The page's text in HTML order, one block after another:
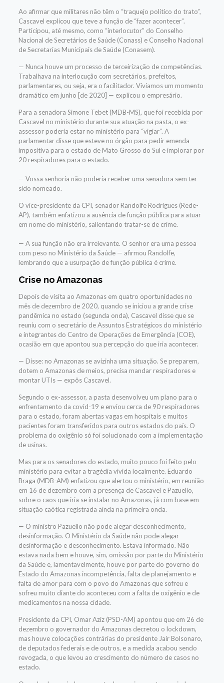
Ao afirmar que militares não têm o “traquejo político do trato”,
Cascavel explicou que teve a função de “fazer acontecer”.
Participou, até mesmo, como “interlocutor” do Conselho
Nacional de Secretários de Saúde (Conass) e Conselho Nacional
de Secretarias Municipais de Saúde (Conasem).
— Nunca houve um processo de terceirização de competências.
Trabalhava na interlocução com secretários, prefeitos,
parlamentares, ou seja, era o facilitador. Vivíamos um momento
dramático em junho [de 2020] — explicou o empresário.
Para a senadora Simone Tebet (MDB-MS), que foi recebida por
Cascavel no ministério durante sua atuação na pasta, o ex-
assessor poderia estar no ministério para “vigiar”. A
parlamentar disse que esteve no órgão para pedir emenda
impositiva para o estado de Mato Grosso do Sul e implorar por
20 respiradores para o estado.
— Vossa senhoria não poderia receber uma senadora sem ter
sido nomeado.
O vice-presidente da CPI, senador Randolfe Rodrigues (Rede-
AP), também enfatizou a ausência de função pública para atuar
em nome do ministério, salientando tratar-se de crime.
— A sua função não era irrelevante. O senhor era uma pessoa
com peso no Ministério da Saúde — afirmou Randolfe,
lembrando que a usurpação de função pública é crime.
Crise no Amazonas
Depois de visita ao Amazonas em quatro oportunidades no
mês de dezembro de 2020, quando se iniciou a grande crise
pandêmica no estado (segunda onda), Cascavel disse que se
reuniu com o secretário de Assuntos Estratégicos do ministério
e integrantes do Centro de Operações de Emergência (COE),
ocasião em que apontou sua percepção do que iria acontecer.
— Disse: no Amazonas se avizinha uma situação. Se preparem,
dotem o Amazonas de meios, precisa mandar respiradores e
montar UTIs — expôs Cascavel.
Segundo o ex-assessor, a pasta desenvolveu um plano para o
enfrentamento da covid-19 e enviou cerca de 90 respiradores
para o estado, foram abertas vagas em hospitais e muitos
pacientes foram transferidos para outros estados do país. O
problema do oxigênio só foi solucionado com a implementação
de usinas.
Mas para os senadores do estado, muito pouco foi feito pelo
ministério para evitar a tragédia vivida localmente. Eduardo
Braga (MDB-AM) enfatizou que alertou o ministério, em reunião
em 16 de dezembro com a presença de Cascavel e Pazuello,
sobre o caos que iria se instalar no Amazonas, já com base em
situação caótica registrada ainda na primeira onda.
— O ministro Pazuello não pode alegar desconhecimento,
desinformação. O Ministério da Saúde não pode alegar
desinformação e desconhecimento. Estava informado. Não
estava nada bem e houve, sim, omissão por parte do Ministério
da Saúde e, lamentavelmente, houve por parte do governo do
Estado do Amazonas incompetência, falta de planejamento e
falta de amor para com o povo do Amazonas que sofreu e
sofreu muito diante do aconteceu com a falta de oxigênio e de
medicamentos na nossa cidade.
Presidente da CPI, Omar Aziz (PSD-AM) apontou que em 26 de
dezembro o governador do Amazonas decretou o lockdown,
mas houve colocações contrárias do presidente Jair Bolsonaro,
de deputados federais e de outros, e a medida acabou sendo
revogada, o que levou ao crescimento do número de casos no
estado.